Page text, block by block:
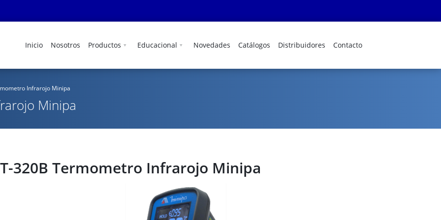
Inicio Nosotros Productos Educacional Novedades Catálogos Distribuidores Contacto
Infrarojo Minipa
Minipa
320B Termometro Infrarojo Minipa